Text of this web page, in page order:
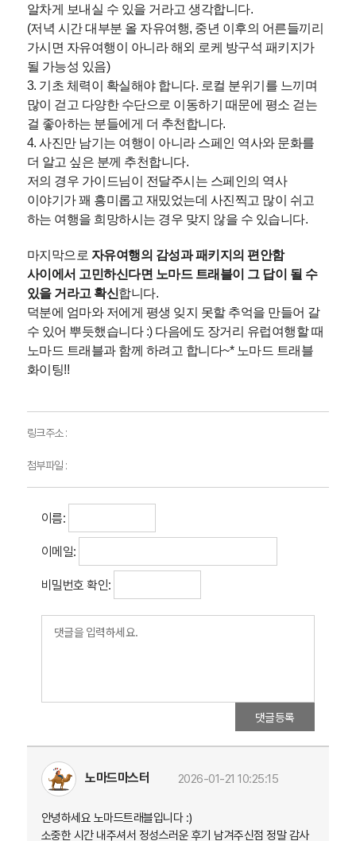
알차게 보내실 수 있을 거라고 생각합니다.
(저녁 시간 대부분 올 자유여행, 중년 이후의 어른들끼리
가시면 자유여행이 아니라 해외 로케 방구석 패키지가
될 가능성 있음)
3. 기초 체력이 확실해야 합니다. 로컬 분위기를 느끼며
많이 걷고 다양한 수단으로 이동하기 때문에 평소 걷는
걸 좋아하는 분들에게 더 추천합니다.
4. 사진만 남기는 여행이 아니라 스페인 역사와 문화를
더 알고 싶은 분께 추천합니다.
저의 경우 가이드님이 전달주시는 스페인의 역사
이야기가 꽤 흥미롭고 재밌었는데 사진찍고 많이 쉬고
하는 여행을 희망하시는 경우 맞지 않을 수 있습니다.
마지막으로 자유여행의 감성과 패키지의 편안함
사이에서 고민하신다면 노마드 트래블이 그 답이 될 수
있을 거라고 확신합니다.
덕분에 엄마와 저에게 평생 잊지 못할 추억을 만들어 갈
수 있어 뿌듯했습니다 :) 다음에도 장거리 유럽여행할 때
노마드 트래블과 함께 하려고 합니다~* 노마드 트래블
화이팅!!
링크주소 :
첨부파일 :
이름:
이메일:
비밀번호 확인:
댓글등록
노마드마스터 2026-01-21 10:25:15
안녕하세요 노마드트래블입니다 :)
소중한 시간 내주셔서 정성스러운 후기 남겨주신점 정말 감사